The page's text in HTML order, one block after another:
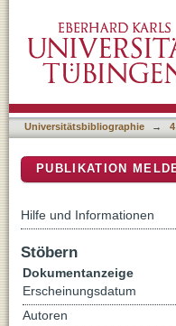
Study on
Universitätsbibliographie →
PUBLIKATION
Hilfe und Informationen
Stöbern
Dokumentanzeige
Erscheinungsdatum
Autoren